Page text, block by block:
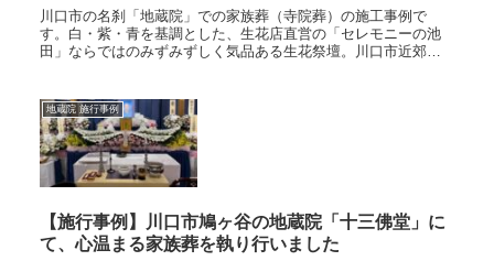
川口市の名刹「地蔵院」での家族葬（寺院葬）の施工事例で
す。白・紫・青を基調とした、生花店直営の「セレモニーの池
田」ならではのみずみずしく気品ある生花祭壇。川口市近郊で
地蔵院 施行事例
【施行事例】川口市鳩ヶ谷の地蔵院「十三佛堂」に
て、心温まる家族葬を執り行いました